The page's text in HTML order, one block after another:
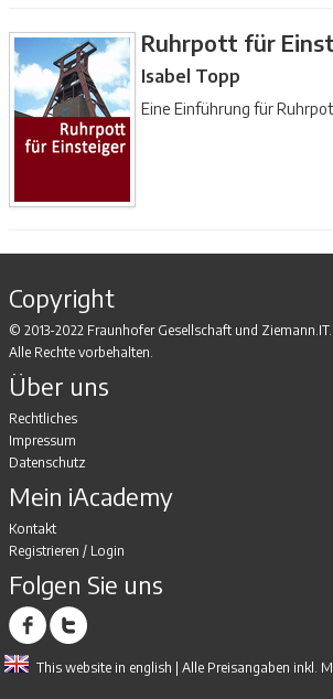
Ruhrpott für
Isabel Topp
Eine Einführung für
Copyright
© 2013-2022 Fraunhofer Gesellschaft und Ziemann.IT.
Alle Rechte vorbehalten.
Über uns
Rechtliches
Impressum
Datenschutz
Mein iAcademy
Kontakt
Registrieren / Login
Folgen Sie uns
This website in english | Alle Preisangaben inkl.